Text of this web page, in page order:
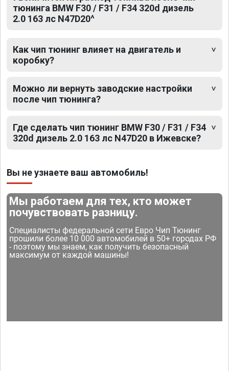
тюнинга BMW F30 / F31 / F34 320d дизель
2.0 163 лс N47D20^
Как чип тюнинг влияет на двигатель и
коробку?
Можно ли вернуть заводские настройки
после чип тюнинга?
Где сделать чип тюнинг BMW F30 / F31 / F34
320d дизель 2.0 163 лс N47D20 в Ижевске?
Вы не узнаете ваш автомобиль!
Мы работаем для тех, кто может
почувствовать разницу.
Специалисты федеральной сети Евро Чип Тюнинг
прошили более 10 000 автомобилей в 50+ городах РФ
- поэтому мы знаем, как получить безопасный
максимум от каждой машины!